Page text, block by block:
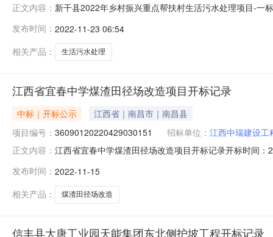
正文内容： 新干县2022年乡村振兴重点帮扶村生活污水处理项目-
间:MonNov2115:36:11CST2022,投标人名称:赣州匠之
发布时间： 2022-11-23 06:54
相关产品：
生活污水处理
江西省宜春中学煤渣田径场改造项目开标记录
中标｜开标公示
江西省｜南昌市｜南昌县
项目编号： 36090120220429030151 招标单位： 江西中瑞建设工
正文内容： 江西省宜春中学煤渣田径场改造项目开标记录开标时间
间:MonNov1416:49:49CST2022,投标人名称:江西天进
发布时间： 2022-11-15
相关产品：
煤渣田径场改造
信丰县大唐工业园天能集团东北侧护坡工程开标记录